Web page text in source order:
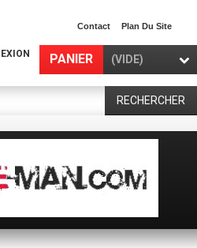
Contact Plan Du Site
PANIER (VIDE)
RECHERCHER